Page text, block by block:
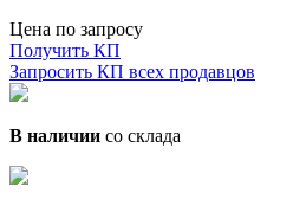
Цена по запросу
Получить КП
Запросить КП всех продавцов
В наличии со склада